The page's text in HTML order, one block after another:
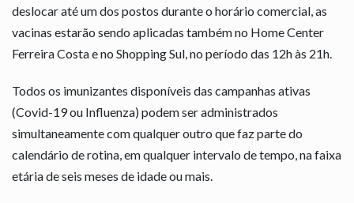
deslocar até um dos postos durante o horário comercial, as
vacinas estarão sendo aplicadas também no Home Center
Ferreira Costa e no Shopping Sul, no período das 12h às 21h.
Todos os imunizantes disponíveis das campanhas ativas
(Covid-19 ou Influenza) podem ser administrados
simultaneamente com qualquer outro que faz parte do
calendário de rotina, em qualquer intervalo de tempo, na faixa
etária de seis meses de idade ou mais.